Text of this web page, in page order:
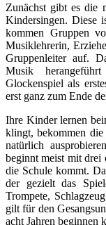
Zunächst gibt es die
Kindersingen. Diese
kommen Gruppen
Musiklehrerin,
Gruppenleiter auf.
Musik
Glockenspiel als
erst ganz zum Ende
Ihre Kinder lernen
klingt, bekommen die
natürlich
beginnt meist mit drei
die Schule kommt.
der gezielt das
Trompete,
gilt für den
acht Jahren beginnen